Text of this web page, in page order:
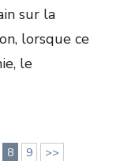
sur la
lorsque ce
le
8 9 >>